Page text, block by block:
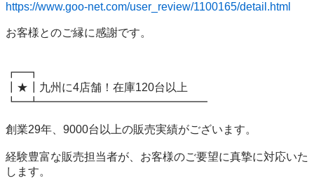
https://www.goo-net.com/user_review/1100165/detail.html
お客様とのご縁に感謝です。
┏━┓
┃★┃九州に4店舗！在庫120台以上
┗━┻━━━━━━━━━━━━━━━
創業29年、9000台以上の販売実績がございます。
経験豊富な販売担当者が、お客様のご要望に真摯に対応いた
します。